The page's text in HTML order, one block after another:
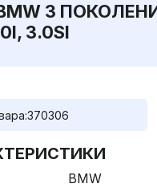
3 ПОКОЛЕНИЯ
3.0SI
370306
BMW